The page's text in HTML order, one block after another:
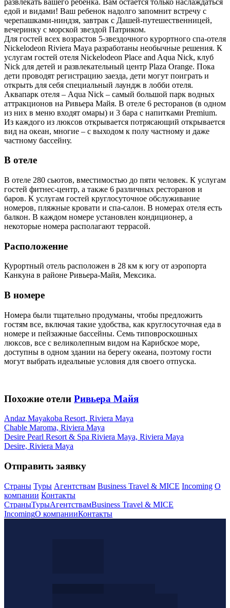
едой и видами! Ваш ребенок надолго запомнит встречу с
черепашками-ниндзя, завтрак с Дашей-путешественницей,
вечеринку с морской звездой Патриком.
Для гостей всех возрастов 5-звездочного курортного спа-отеля
Nickelodeon Riviera Maya разработаны необычные решения. К
услугам гостей отеля Nickelodeon Place and Aqua Nick, клуб
Nick для детей и развлекательный центр Plaza Orange. Пока
дети проводят регистрацию заезда, дети могут поиграть и
открыть для себя специальный лаундж в лобби отеля.
Аквапарк отеля – Aqua Nick – самый большой парк водных
аттракционов на Ривьера Майя. В отеле 6 ресторанов (в одном
из них в меню входят омары) и 3 бара с напитками Premium.
Из каждого из люксов открывается потрясающий открывается
вид на океан, многие – с выходом к полу частному и даже
частному бассейну.
В отеле
В отеле 280 сьютов, вместимостью до пяти человек. К услугам
гостей фитнес-центр, а также 6 различных ресторанов и
баров. К услугам гостей круглосуточное обслуживание
номеров, пляжные кровати и спа-салон. В номерах отеля есть
балкон. В каждом номере установлен кондиционер, а
некоторые номера располагают террасой.
Расположение
Курортный отель расположен в 28 км к югу от аэропорта
Канкуна в районе Ривьера-Майя, Мексика.
В номере
Номера были тщательно продуманы, чтобы предложить
гостям все, включая такие удобства, как круглосуточная еда в
номере и пейзажные бассейны. Семь типовроскошных
люксов, все с великолепным видом на Карибское море,
доступны в одном здании на берегу океана, поэтому гости
могут выбрать идеальные условия для своего отпуска.
Похожие отели Ривьера Майя
Andaz Mayakoba Resort, Riviera Maya
Chable Maroma, Riviera Maya
Desire Pearl Resort & Spa Riviera Maya, Riviera Maya
Desire, Riviera Maya
Отправить заявку
Страны Туры Агентствам Business Travel & MICE Incoming О
компании Контакты
СтраныТурыАгентствамBusiness Travel & MICE
IncomingО компанииКонтакты